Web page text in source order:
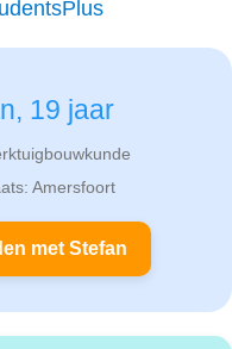
19 jaar
Amersfoort
met Stefan